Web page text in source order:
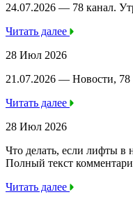
24.07.2026 — 78 канал.
Читать далее
28 Июл 2026
21.07.2026 — Новости,
Читать далее
28 Июл 2026
Что делать, если лифты в
Полный текст
Читать далее